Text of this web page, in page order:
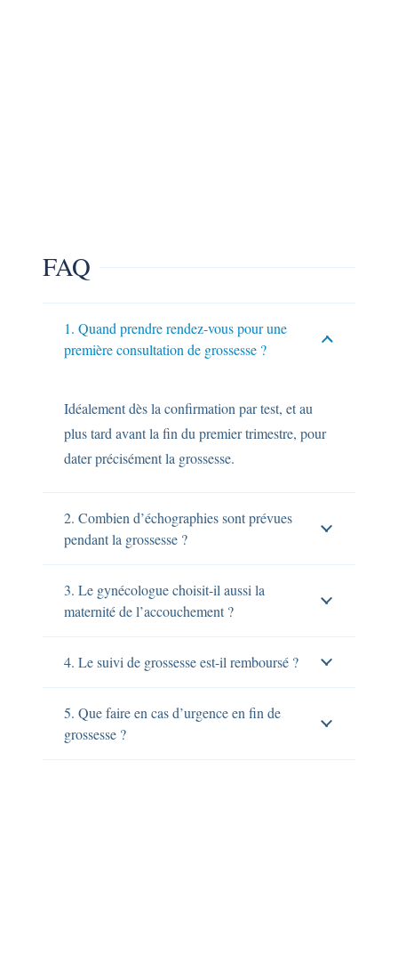
FAQ
1. Quand prendre rendez-vous pour une
première consultation de grossesse ?
Idéalement dès la confirmation par test, et au
plus tard avant la fin du premier trimestre, pour
dater précisément la grossesse.
2. Combien d’échographies sont prévues
pendant la grossesse ?
3. Le gynécologue choisit-il aussi la
maternité de l’accouchement ?
4. Le suivi de grossesse est-il remboursé ?
5. Que faire en cas d’urgence en fin de
grossesse ?